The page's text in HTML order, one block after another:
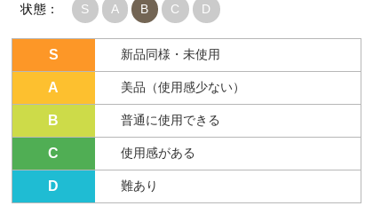
状態： S A B C D
S 新品同様・未使用
A 美品（使用感少ない）
B 普通に使用できる
C 使用感がある
D 難あり